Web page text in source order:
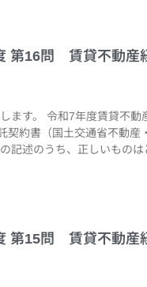
第16問 賃貸不動産
ます。 令和7年度賃貸不動
契約書（国土交通省不動産
記述のうち、正しいものは
第15問 賃貸不動産